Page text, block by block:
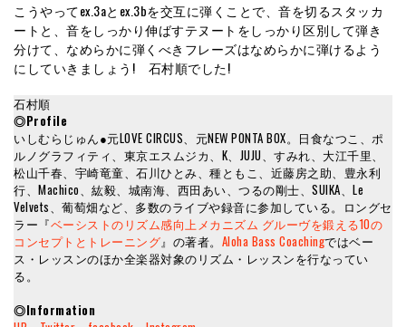
こうやってex.3aとex.3bを交互に弾くことで、音を切るスタッカ
ートと、音をしっかり伸ばすテヌートをしっかり区別して弾き
分けて、なめらかに弾くべきフレーズはなめらかに弾けるよう
にしていきましょう! 石村順でした!
石村順
◎Profile
いしむらじゅん●元LOVE CIRCUS、元NEW PONTA BOX。日食なつこ、ポ
ルノグラフィティ、東京エスムジカ、K、JUJU、すみれ、大江千里、
松山千春、宇崎竜童、石川ひとみ、種ともこ、近藤房之助、豊永利
行、Machico、紘毅、城南海、西田あい、つるの剛士、SUIKA、Le
Velvets、葡萄畑など、多数のライブや録音に参加している。ロングセ
ラー『ベーシストのリズム感向上メカニズム グルーヴを鍛える10の
コンセプトとトレーニング』の著者。 Aloha Bass Coachingではベー
ス・レッスンのほか全楽器対象のリズム・レッスンを行なってい
る。
◎Information